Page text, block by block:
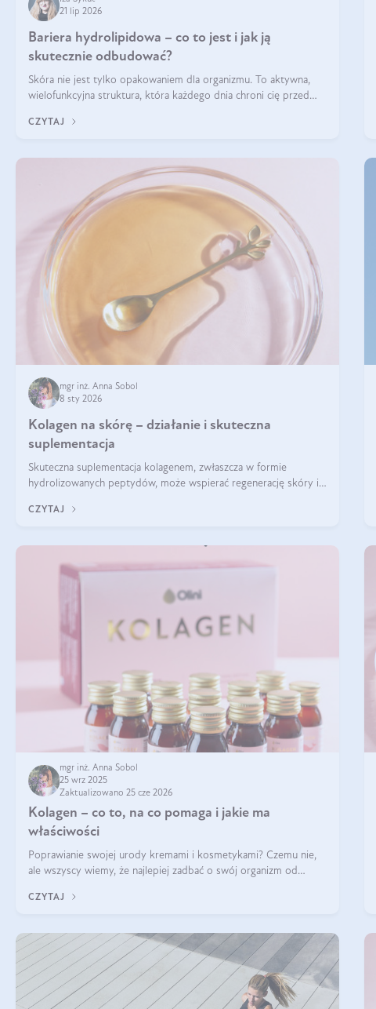
21 lip 2026
Bariera hydrolipidowa – co to jest i jak ją
skutecznie odbudować?
Skóra nie jest tylko opakowaniem dla organizmu. To aktywna,
wielofunkcyjna struktura, która każdego dnia chroni cię przed
środowiskowymi. Jednym z jej kluczowych elementów jest
CZYTAJ
mgr inż. Anna Sobol
8 sty 2026
Kolagen na skórę – działanie i skuteczna
suplementacja
Skuteczna suplementacja kolagenem, zwłaszcza w formie
hydrolizowanych peptydów, może wspierać regenerację skóry i
regularnością stosowania.
CZYTAJ
mgr inż. Anna Sobol
25 wrz 2025
Zaktualizowano 25 cze 2026
Kolagen – co to, na co pomaga i jakie ma
właściwości
Poprawianie swojej urody kremami i kosmetykami? Czemu nie,
ale wszyscy wiemy, że najlepiej zadbać o swój organizm od
zewnętrzny prezentował się zdrowo i atrakcyjnie. Stosowanie
CZYTAJ